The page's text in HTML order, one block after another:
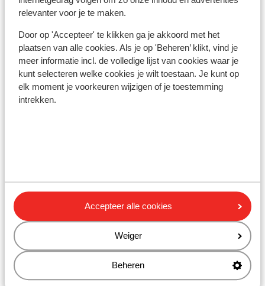
relevanter voor je te maken.
Door op 'Accepteer' te klikken ga je akkoord met het
plaatsen van alle cookies. Als je op 'Beheren’ klikt, vind je
meer informatie incl. de volledige lijst van cookies waar je
kunt selecteren welke cookies je wilt toestaan. Je kunt op
elk moment je voorkeuren wijzigen of je toestemming
intrekken.
Accepteer alle cookies
Weiger
Beheren
Heb je niet de Nederlandse nationaliteit, dan is het
belangrijk om na te vragen of er andere regels van
toepassing zijn. Dit vraag je na bij de ambassade van
het land waar je heen wilt en de landen waar je doorheen
reist.
Let op!
VoorSpanje
aansprakelijk worden gesteld.
Vaccinatie:
Voor actuele informatie betreffende vaccinaties en
andere gegevens over gezondheid en reizen kijk je op
de site van LCR: https://www.lcr.nl/.